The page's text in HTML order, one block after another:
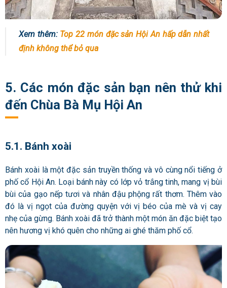
Xem thêm: Top 22 món đặc sản Hội An hấp dẫn nhất
định không thể bỏ qua
5. Các món đặc sản bạn nên thử khi
đến Chùa Bà Mụ Hội An
5.1. Bánh xoài
Bánh xoài là một đặc sản truyền thống và vô cùng nổi tiếng ở
phố cổ Hội An. Loại bánh này có lớp vỏ trắng tinh, mang vị bùi
bùi của gạo nếp tươi và nhân đậu phộng rất thơm. Thêm vào
đó là vị ngọt của đường quyện với vị béo của mè và vị cay
nhẹ của gừng. Bánh xoài đã trở thành một món ăn đặc biệt tạo
nên hương vị khó quên cho những ai ghé thăm phố cổ.